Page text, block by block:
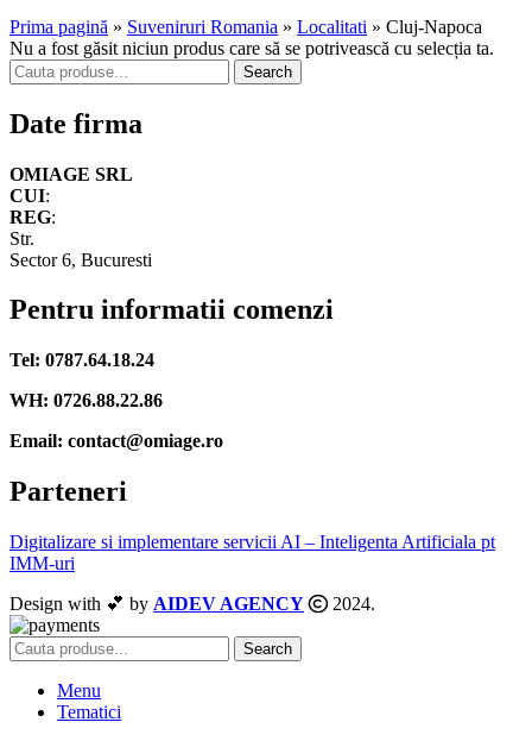
Prima pagină » Suveniruri Romania » Localitati » Cluj-Napoca
Nu a fost găsit niciun produs care să se potrivească cu selecția ta.
Search
Date firma
OMIAGE SRL
CUI:
REG:
Str.
Sector 6, Bucuresti
Pentru informatii comenzi
Tel: 0787.64.18.24
WH: 0726.88.22.86
Email: contact@omiage.ro
Parteneri
Digitalizare si implementare servicii AI – Inteligenta Artificiala pt
IMM-uri
Design with 💕 by AIDEV AGENCY 2024.
Search
Menu
Tematici